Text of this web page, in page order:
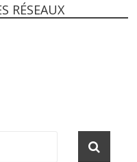
RÉSEAUX